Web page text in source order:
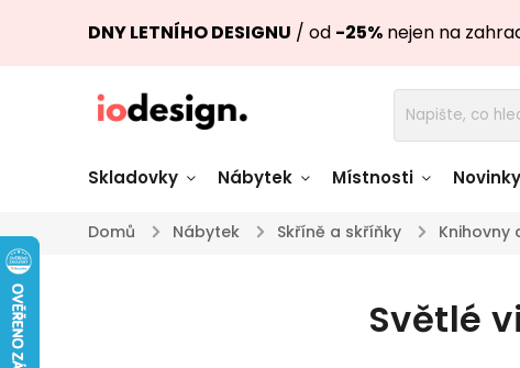
DNY LETNÍHO DESIGNU / od -25% nejen na
Skladovky
Židle skladem Stoly skladem
Úložné
skladem
Nábytek Místnosti Novinky
Domů / Nábytek / Skříně a skříňky / Knihovny
Světlé